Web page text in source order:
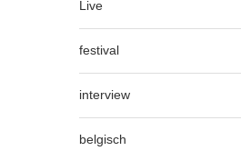
Live
festival
interview
belgisch